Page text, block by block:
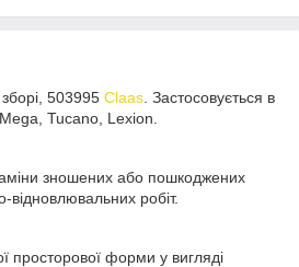
503995 Claas . Застосовується в
Tucano, Lexion.
зношених або пошкоджених
відновлювальних робіт.
просторової форми у вигляді